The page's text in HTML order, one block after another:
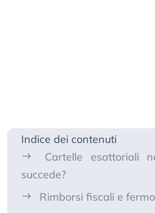
Indice dei contenuti
Cartelle esattoriali
succede?
Rimborsi fiscali e